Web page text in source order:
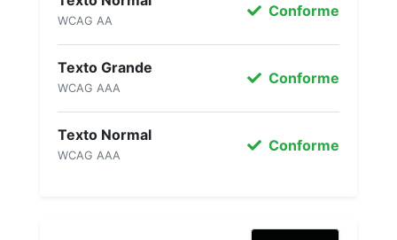
WCAG AA
Conforme
Texto Grande
WCAG AAA
Conforme
Texto Normal
WCAG AAA
Conforme